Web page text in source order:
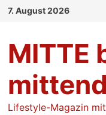
Zum
7. August 2026
MITTE
Lifestyle-Magazin